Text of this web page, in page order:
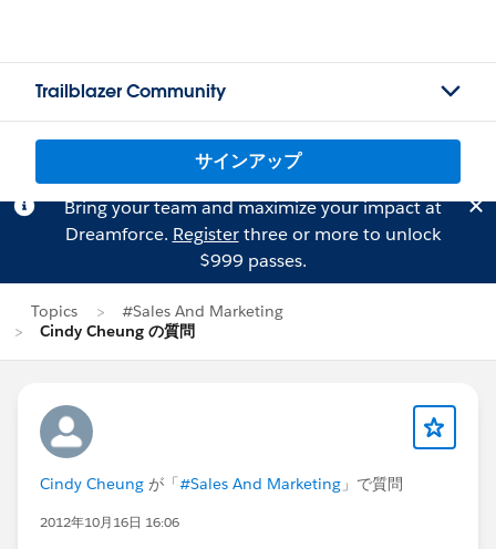
Trailblazer Community
サインアップ
Bring your team and maximize your impact at
Dreamforce. Registerthree or more to unlock
$999 passes.
Topics
#Sales And Marketing
Cindy Cheung の質問
Cindy Cheung が「#Sales And Marketing 」で質問
2012年10月16日 16:06